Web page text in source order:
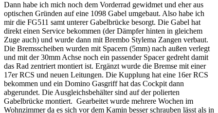
Dann habe ich mich noch dem Vorderrad gewidmet und eher aus
optischen Gründen auf eine 1098 Gabel umgebaut. Also habe ich
mir die FG511 samt unterer Gabelbrücke besorgt. Die Gabel hat
direkt einen Service bekommen (der Dämpfer hinten in gleichem
Zuge auch) und wurde dann mit Brembo Stylema Zangen verbaut.
Die Bremsscheiben wurden mit Spacern (5mm) nach außen verlegt
und mit der 30mm Achse noch ein passender Spacer gedreht damit
das Rad zentriert montiert ist. Ergänzt wurde die Bremse mit einer
17er RCS und neuen Leitungen. Die Kupplung hat eine 16er RCS
bekommen und ein Domino Gasgriff hat das Cockpit dann
abgerundet. Die Ausgleichsbehälter sind auf der polierten
Gabelbrücke montiert. Gearbeitet wurde mehrere Wochen im
Wohnzimmer da es sich vor dem Kamin besser schrauben lässt als in